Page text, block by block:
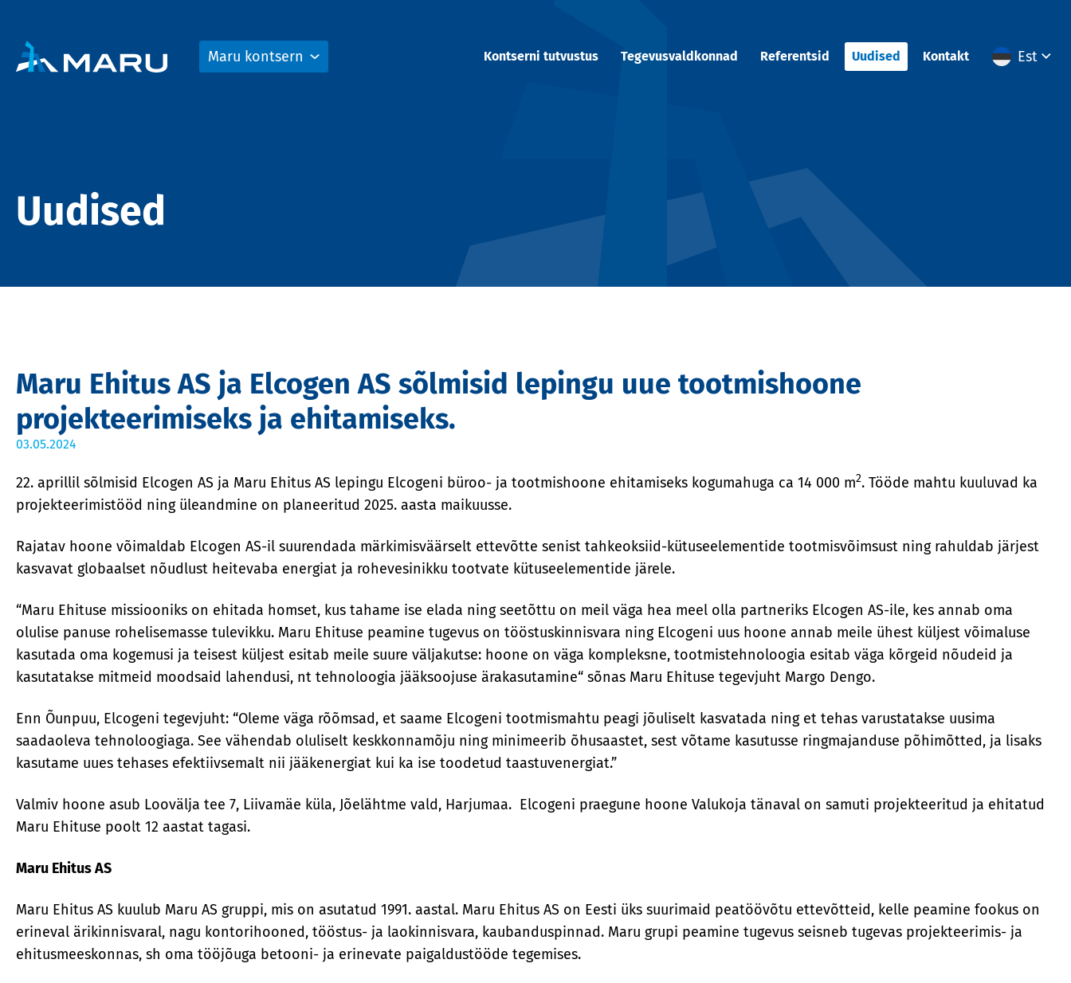
Maru kontsern Kontserni tutvustus Tegevusvaldkonnad Referentsid Uudised Kontakt Est
Uudised
Maru Ehitus AS ja Elcogen AS sõlmisid lepingu uue tootmishoone
projekteerimiseks ja ehitamiseks.
03.05.2024
22. aprillil sõlmisid Elcogen AS ja Maru Ehitus AS lepingu Elcogeni büroo- ja tootmishoone ehitamiseks kogumahuga ca 14 000 m2. Tööde mahtu kuuluvad ka
projekteerimistööd ning üleandmine on planeeritud 2025. aasta maikuusse.
Rajatav hoone võimaldab Elcogen AS-il suurendada märkimisväärselt ettevõtte senist tahkeoksiid-kütuseelementide tootmisvõimsust ning rahuldab järjest
kasvavat globaalset nõudlust heitevaba energiat ja rohevesinikku tootvate kütuseelementide järele.
“Maru Ehituse missiooniks on ehitada homset, kus tahame ise elada ning seetõttu on meil väga hea meel olla partneriks Elcogen AS-ile, kes annab oma
olulise panuse rohelisemasse tulevikku. Maru Ehituse peamine tugevus on tööstuskinnisvara ning Elcogeni uus hoone annab meile ühest küljest võimaluse
kasutada oma kogemusi ja teisest küljest esitab meile suure väljakutse: hoone on väga kompleksne, tootmistehnoloogia esitab väga kõrgeid nõudeid ja
kasutatakse mitmeid moodsaid lahendusi, nt tehnoloogia jääksoojuse ärakasutamine“ sõnas Maru Ehituse tegevjuht Margo Dengo.
Enn Õunpuu, Elcogeni tegevjuht: “Oleme väga rõõmsad, et saame Elcogeni tootmismahtu peagi jõuliselt kasvatada ning et tehas varustatakse uusima
saadaoleva tehnoloogiaga. See vähendab oluliselt keskkonnamõju ning minimeerib õhusaastet, sest võtame kasutusse ringmajanduse põhimõtted, ja lisaks
kasutame uues tehases efektiivsemalt nii jääkenergiat kui ka ise toodetud taastuvenergiat.”
Valmiv hoone asub Loovälja tee 7, Liivamäe küla, Jõelähtme vald, Harjumaa. Elcogeni praegune hoone Valukoja tänaval on samuti projekteeritud ja ehitatud
Maru Ehituse poolt 12 aastat tagasi.
Maru Ehitus AS
Maru Ehitus AS kuulub Maru AS gruppi, mis on asutatud 1991. aastal. Maru Ehitus AS on Eesti üks suurimaid peatöövõtu ettevõtteid, kelle peamine fookus on
erineval ärikinnisvaral, nagu kontorihooned, tööstus- ja laokinnisvara, kaubanduspinnad. Maru grupi peamine tugevus seisneb tugevas projekteerimis- ja
ehitusmeeskonnas, sh oma tööjõuga betooni- ja erinevate paigaldustööde tegemises.